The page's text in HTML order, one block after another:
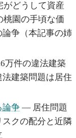
がどうして資産
桃園の手頃な価
争（本記事の姉
万件の違法建築
建築問題は居住
論争 — 居住問題
クの配分と近隣